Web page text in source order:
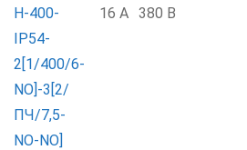
Н-400-
IP54-
2[1/400/6-
NO]-3[2/
ПЧ/7,5-
NO-NO]
16 А 380 В